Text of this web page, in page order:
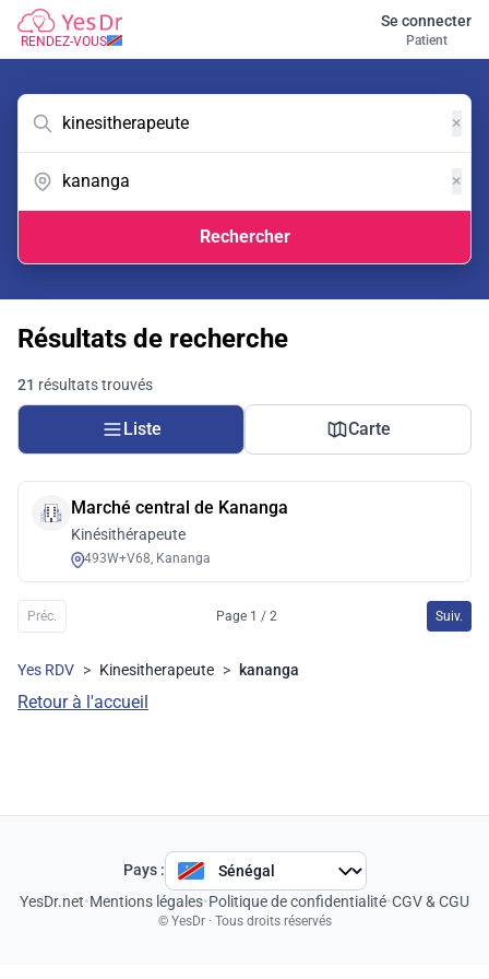
RENDEZ-VOUS
Se connecter
Patient
×
×
Rechercher
Résultats de recherche
21 résultats trouvés
Liste Carte
Marché central de Kananga
Kinésithérapeute
493W+V68, Kananga
Préc. Page 1 / 2 Suiv.
Yes RDV > Kinesitherapeute > kananga
Retour à l'accueil
Pays :
YesDr.net•Mentions légales•Politique de confidentialité•CGV & CGU
© YesDr · Tous droits réservés